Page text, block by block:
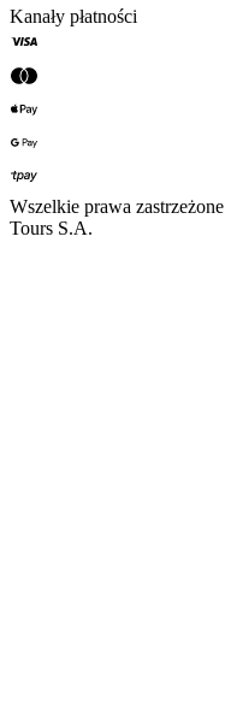
Kanały płatności
Wszelkie prawa
Tours S.A.